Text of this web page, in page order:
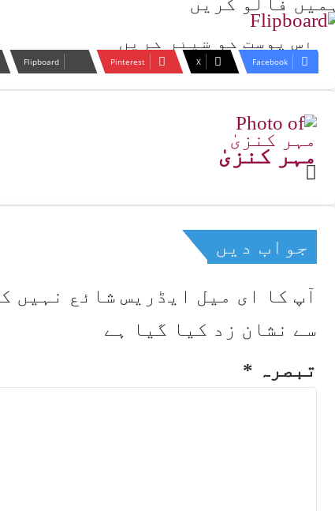
اس پوسٹ کو شیئر کریں
Facebook
X
Pinterest
Flipboard
مہر کنزیٰ
Website
جواب دیں
آپ کا ای میل ایڈریس شائع نہیں
سے نشان زد کیا گیا ہے
تبصرہ *